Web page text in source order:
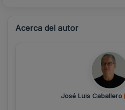
Acerca del autor
José Luis Caballero